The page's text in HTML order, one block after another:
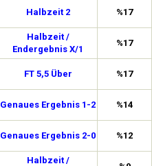
Halbzeit 2 %17
Halbzeit /
Endergebnis X/1
%17
FT 5,5 Über %17
Genaues Ergebnis 1-2 %14
Genaues Ergebnis 2-0 %12
Halbzeit /